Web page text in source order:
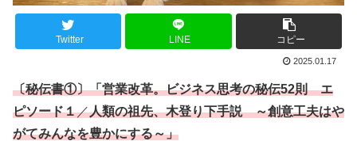
Twitter LINE コピー
2025.01.17
〔秘伝書①〕「営業改革。ビジネス思考の秘伝52則 エ
ピソード１／人類の祖先、木登り下手説 ～創意工夫はや
がてみんなを豊かにする～」